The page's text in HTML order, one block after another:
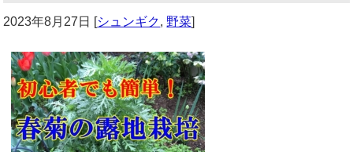
2023年8月27日 シュンギク,野菜